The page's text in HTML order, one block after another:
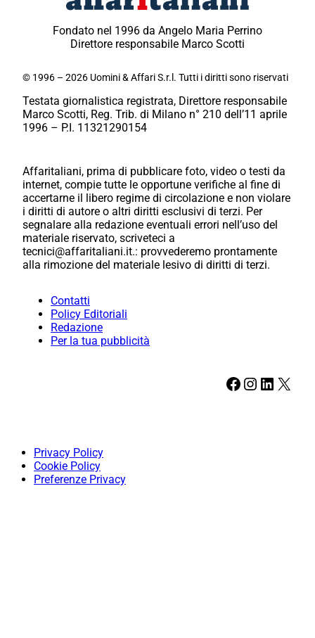
Fondato nel 1996 da Angelo Maria Perrino
Direttore responsabile Marco Scotti
© 1996 – 2026 Uomini & Affari S.r.l. Tutti i diritti sono riservati
Testata giornalistica registrata, Direttore responsabile
Marco Scotti, Reg. Trib. di Milano n° 210 dell’11 aprile
1996 – P.I. 11321290154
Affaritaliani, prima di pubblicare foto, video o testi da
internet, compie tutte le opportune verifiche al fine di
accertarne il libero regime di circolazione e non violare
i diritti di autore o altri diritti esclusivi di terzi. Per
segnalare alla redazione eventuali errori nell’uso del
materiale riservato, scriveteci a
tecnici@affaritaliani.it.: provvederemo prontamente
alla rimozione del materiale lesivo di diritti di terzi.
Contatti
Policy Editoriali
Redazione
Per la tua pubblicità
Facebook Instagram LinkedIn X
Privacy Policy
Cookie Policy
Preferenze Privacy